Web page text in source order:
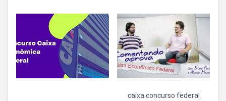
caixa concurso federal